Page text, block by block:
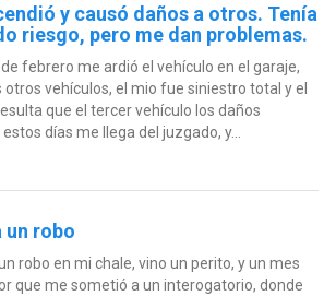
y causó daños a otros. Tenía
riesgo, pero me dan problemas.
febrero me ardió el vehículo en el garaje,
vehículos, el mio fue siniestro total y el
que el tercer vehículo los daños
días me llega del juzgado, y...
un robo
robo en mi chale, vino un perito, y un mes
que me sometió a un interogatorio, donde